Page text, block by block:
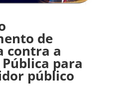
de
contra a
Pública para
público